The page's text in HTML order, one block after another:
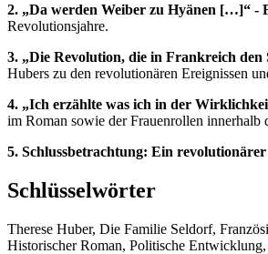
2. „Da werden Weiber zu Hyänen […]“ -
Revolutionsjahre.
3. „Die Revolution, die in Frankreich
Hubers zu den revolutionären Ereignissen
4. „Ich erzählte was ich in der
im Roman sowie der Frauenrollen innerhalb
5. Schlussbetrachtung: Ein
Schlüsselwörter
Therese Huber, Die Familie Seldorf,
Historischer Roman, Politische